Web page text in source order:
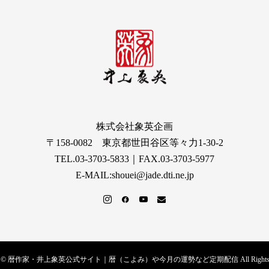
株式会社象英企画
〒158-0082 東京都世田谷区等々力1-30-2
TEL.03-3703-5833｜FAX.03-3703-5977
E-MAIL:shouei@jade.dti.ne.jp
© 暦作家・井上象英公式サイト｜暦（こよみ）や今月の運勢など定期配信 All Rights